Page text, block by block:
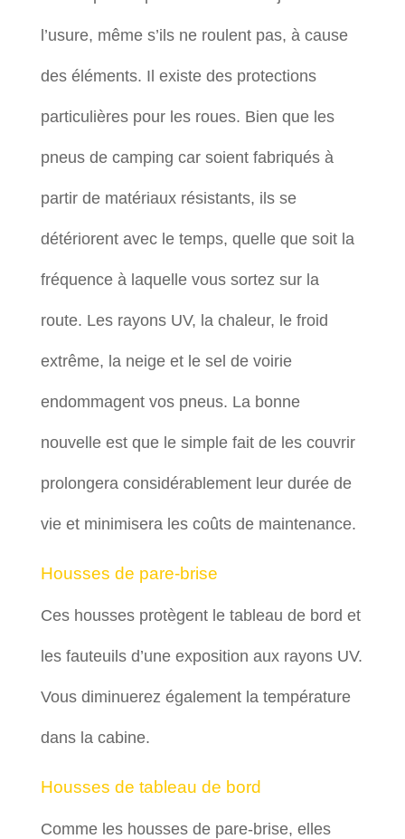
l’usure, même s’ils ne roulent pas, à cause
des éléments. Il existe des protections
particulières pour les roues. Bien que les
pneus de camping car soient fabriqués à
partir de matériaux résistants, ils se
détériorent avec le temps, quelle que soit la
fréquence à laquelle vous sortez sur la
route. Les rayons UV, la chaleur, le froid
extrême, la neige et le sel de voirie
endommagent vos pneus. La bonne
nouvelle est que le simple fait de les couvrir
prolongera considérablement leur durée de
vie et minimisera les coûts de maintenance.
Housses de pare-brise
Ces housses protègent le tableau de bord et
les fauteuils d’une exposition aux rayons UV.
Vous diminuerez également la température
dans la cabine.
Housses de tableau de bord
Comme les housses de pare-brise, elles